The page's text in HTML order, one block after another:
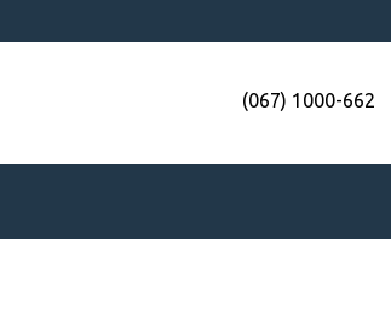
(067) 1000-662